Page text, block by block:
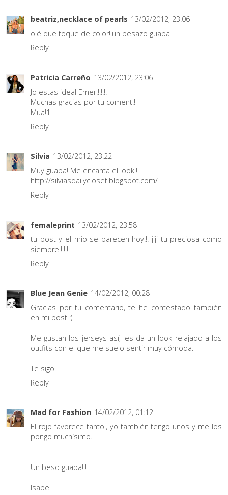
beatriz,necklace of pearls 13/02/2012, 23:06
olé que toque de color!!un besazo guapa
Reply
Patricia Carreño 13/02/2012, 23:06
Jo estas ideal Emer!!!!!!!
Muchas gracias por tu coment!!
Mua!1
Reply
Silvia 13/02/2012, 23:22
Muy guapa! Me encanta el look!!!
http://silviasdailycloset.blogspot.com/
Reply
femaleprint 13/02/2012, 23:58
tu post y el mio se parecen hoy!!! jiji tu preciosa como
siempre!!!!!!!
Reply
Blue Jean Genie 14/02/2012, 00:28
Gracias por tu comentario, te he contestado también
en mi post :)
Me gustan los jerseys así, les da un look relajado a los
outfits con el que me suelo sentir muy cómoda.
Te sigo!
Reply
Mad for Fashion 14/02/2012, 01:12
El rojo favorece tanto!, yo también tengo unos y me los
pongo muchísimo.
Un beso guapa!!!
Isabel